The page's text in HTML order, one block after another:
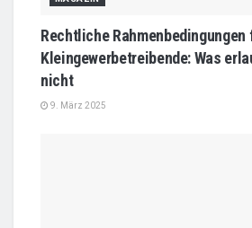
Rechtliche Rahmenbedingungen
Kleingewerbetreibende: Was
nicht
9. März 2025